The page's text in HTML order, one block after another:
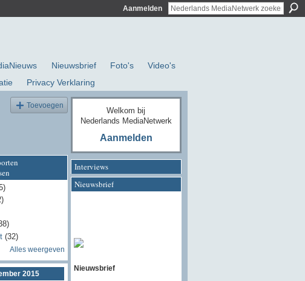
Aanmelden
Nieuwsbrief Foto's
Video's
Privacy Verklaring
Toevoegen
(32)
Alles weergeven
2015
Welkom bij
Nederlands MediaNetwerk
Aanmelden
Interviews
Nieuwsbrief
Nieuwsbrief